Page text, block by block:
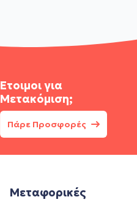
Έτοιμοι για
Μετακόμιση;
Πάρε Προσφορές
Μεταφορικές